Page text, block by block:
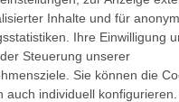
und
Fachklinik
Inhalte und für
Ihre Einwilligung
Steuerung unserer
Sie können die
auch individuell